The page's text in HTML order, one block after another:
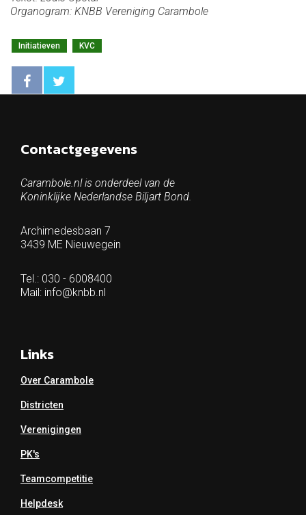
Organogram: KNBB Vereniging Carambole
Initiatieven KVC
Contactgegevens
Carambole.nl is onderdeel van de
Koninklijke Nederlandse Biljart Bond.
Archimedesbaan 7
3439 ME Nieuwegein
Tel.: 030 - 6008400
Mail: info@knbb.nl
Links
Over Carambole
Districten
Verenigingen
PK's
Teamcompetitie
Helpdesk